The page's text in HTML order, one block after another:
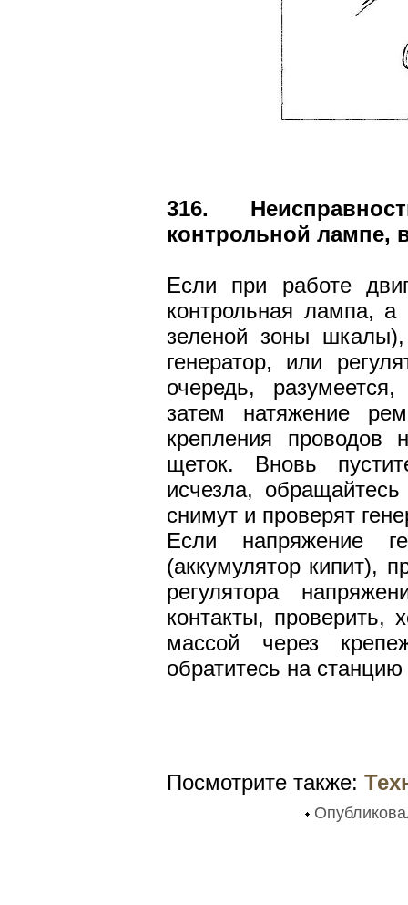
316.
контрольной лампе,
Если при работе
контрольная лампа,
зеленой зоны
генератор, или
очередь,
затем натяжение
крепления проводов
щеток. Вновь
исчезла,
снимут и проверят
Если напряжение
(аккумулятор кипит),
регулятора
контакты, проверить,
массой через
обратитесь на
Посмотрите также: